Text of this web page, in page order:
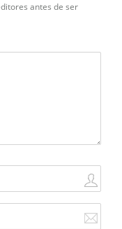
antes de ser